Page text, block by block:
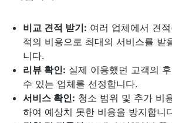
비교 견적 받기: 여러 업체에서 견
적의 비용으로 최대의 서비스를 받
니다.
리뷰 확인: 실제 이용했던 고객의
수 있는 업체를 선정합니다.
서비스 확인: 청소 범위 및 추가 비
하여 예상치 못한 비용을 방지합니